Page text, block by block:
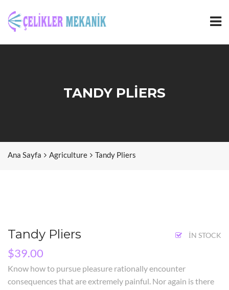
TANDY PLIERS
Ana Sayfa Agriculture Tandy Pliers
Tandy Pliers IN STOCK
$39.00
Know how to pursue pleasure rationally encounter
consequences that are extremely painful. Nor again is there